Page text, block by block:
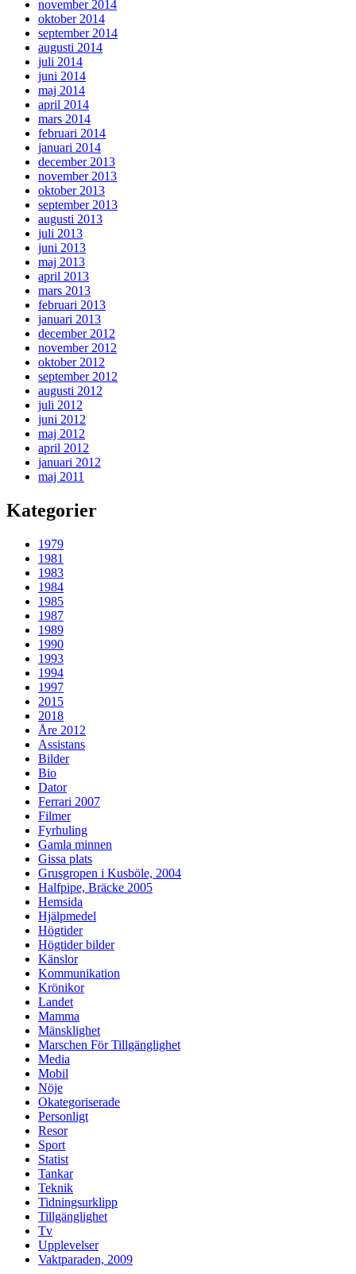
november 2014
oktober 2014
september 2014
augusti 2014
juli 2014
juni 2014
maj 2014
april 2014
mars 2014
februari 2014
januari 2014
december 2013
november 2013
oktober 2013
september 2013
augusti 2013
juli 2013
juni 2013
maj 2013
april 2013
mars 2013
februari 2013
januari 2013
december 2012
november 2012
oktober 2012
september 2012
augusti 2012
juli 2012
juni 2012
maj 2012
april 2012
januari 2012
maj 2011
Kategorier
1979
1981
1983
1984
1985
1987
1989
1990
1993
1994
1997
2015
2018
Åre 2012
Assistans
Bilder
Bio
Dator
Ferrari 2007
Filmer
Fyrhuling
Gamla minnen
Gissa plats
Grusgropen i Kusböle, 2004
Halfpipe, Bräcke 2005
Hemsida
Hjälpmedel
Högtider
Högtider bilder
Känslor
Kommunikation
Krönikor
Landet
Mamma
Mänsklighet
Marschen För Tillgänglighet
Media
Mobil
Nöje
Okategoriserade
Personligt
Resor
Sport
Statist
Tankar
Teknik
Tidningsurklipp
Tillgänglighet
Tv
Upplevelser
Vaktparaden, 2009